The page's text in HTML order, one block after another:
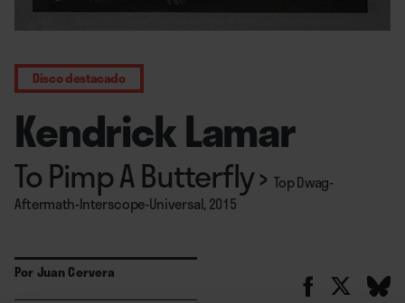
Disco destacado
Kendrick Lamar
To Pimp A Butterfly› Top Dwag-
Aftermath-Interscope-Universal, 2015
Por Juan Cervera